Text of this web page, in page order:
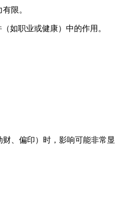
限。
如职业或健康）中的作用。
、偏印）时，影响可能非常显